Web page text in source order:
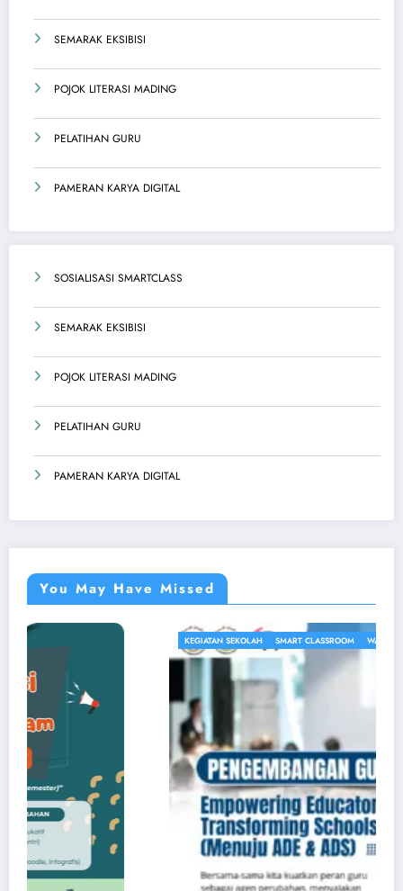
SEMARAK EKSIBISI
POJOK LITERASI MADING
PELATIHAN GURU
PAMERAN KARYA DIGITAL
SOSIALISASI SMARTCLASS
SEMARAK EKSIBISI
POJOK LITERASI MADING
PELATIHAN GURU
PAMERAN KARYA DIGITAL
You May Have Missed
SMART CLASSROOM WAWASAN PENDIDIKAN